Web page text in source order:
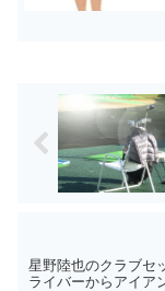
星野陸也のクラブセ
ライバーからアイア